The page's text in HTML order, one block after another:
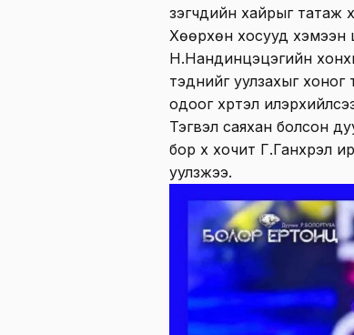
үзэгчдийн хайрыг татаж
Хөөрхөн хосууд хэмээн
Н.Нандинцэцэгийн
тэднийг уулзахыг хоног
одоог хүртэл
Тэгвэл саяхан болсон
бор хүү хочит Г.Ганхүрэл
уулзжээ.